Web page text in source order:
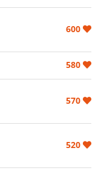
600
580
570
520